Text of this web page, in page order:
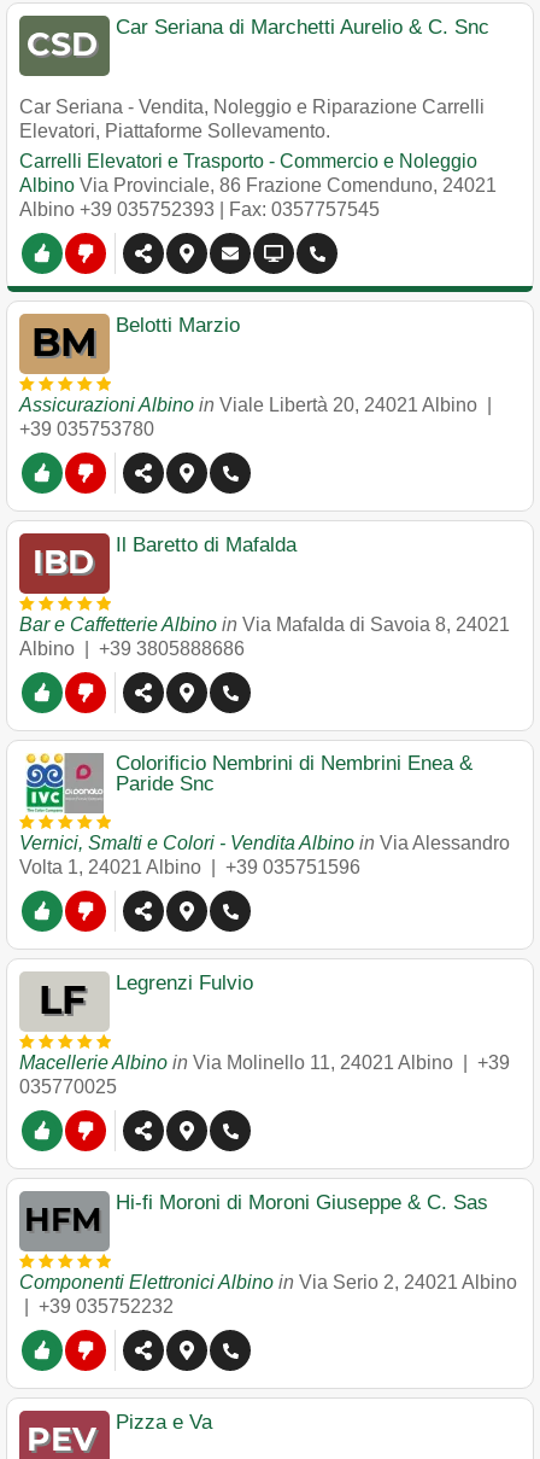
Car Seriana di Marchetti Aurelio & C. Snc
Car Seriana - Vendita, Noleggio e Riparazione Carrelli
Elevatori, Piattaforme Sollevamento.
Carrelli Elevatori e Trasporto - Commercio e Noleggio
Albino Via Provinciale, 86 Frazione Comenduno, 24021
Albino +39 035752393 | Fax: 0357757545
Belotti Marzio
Assicurazioni Albino in Viale Libertà 20, 24021 Albino
+39 035753780
Il Baretto di Mafalda
Bar e Caffetterie Albino in Via Mafalda di Savoia 8, 24021
Albino
+39 3805888686
Colorificio Nembrini di Nembrini Enea &
Paride Snc
Vernici, Smalti e Colori - Vendita Albino in Via Alessandro
Volta 1, 24021 Albino +39 035751596
Legrenzi Fulvio
Macellerie Albino in Via Molinello 11, 24021 Albino
+39
035770025
Hi-fi Moroni di Moroni Giuseppe & C. Sas
Componenti Elettronici Albino in Via Serio 2, 24021 Albino
+39 035752232
Pizza e Va